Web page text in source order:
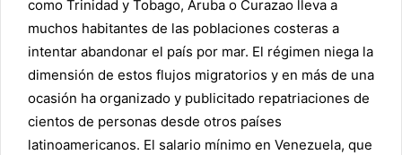
como Trinidad y Tobago, Aruba o Curazao lleva a
muchos habitantes de las poblaciones costeras a
intentar abandonar el país por mar. El régimen niega la
dimensión de estos flujos migratorios y en más de una
ocasión ha organizado y publicitado repatriaciones de
cientos de personas desde otros países
latinoamericanos. El salario mínimo en Venezuela, que